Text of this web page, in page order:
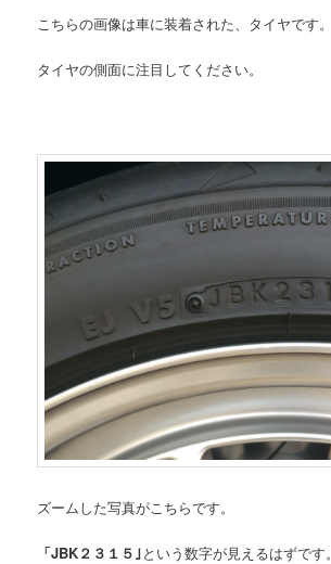
こちらの画像は車に装着された、タイヤです。
タイヤの側面に注目してください。
ズームした写真がこちらです。
「JBK２３１５｣という数字が見えるはずです。